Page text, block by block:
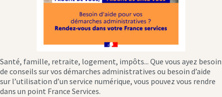
Santé, famille, retraite, logement, impôts... Que vous ayez besoin
de conseils sur vos démarches administratives ou besoin d’aide
sur l’utilisation d’un service numérique, vous pouvez vous rendre
dans un point France Services.